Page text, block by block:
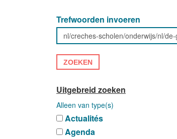
Trefwoorden invoeren
ZOEKEN
Uitgebreid zoeken
Alleen van type(s)
Actualités
Agenda